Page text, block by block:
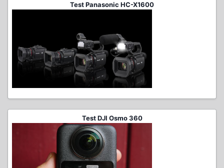
Test Panasonic HC-X1600
Test DJI Osmo 360